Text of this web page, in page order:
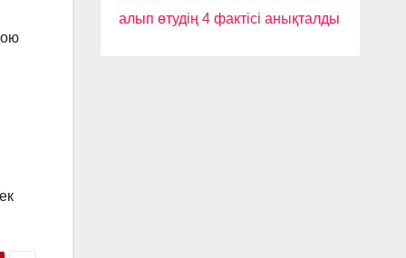
алып өтудің 4 фактісі анықталды